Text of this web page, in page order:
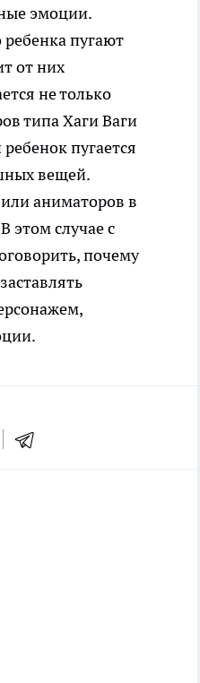
эмоции.
пугают
от них
не только
типа Хаги Ваги
пугается
вещей.
аниматоров в
этом случае с
почему